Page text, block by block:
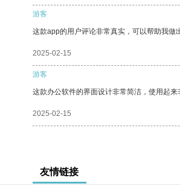
游客
这款app的用户评论非常真实，可以帮助我做
2025-02-15
游客
这款办公软件的界面设计非常简洁，使用起
2025-02-15
友情链接